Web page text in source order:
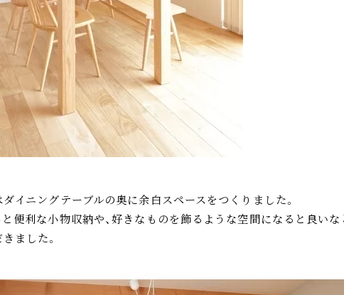
イニングテーブルの奥に余白スペースをつくりました。
便利な小物収納や、好きなものを飾るような空間になると良い
ました。